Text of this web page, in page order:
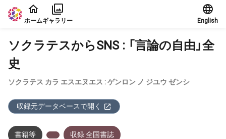
本文に飛ぶ
ホームギャラリー English
ソクラテスからSNS : 「言論の自由」全
史
ソクラテス カラ エスエヌエス : ゲンロン ノ ジユウ ゼンシ
収録元データベースで開く
書籍等 収録:全国書誌